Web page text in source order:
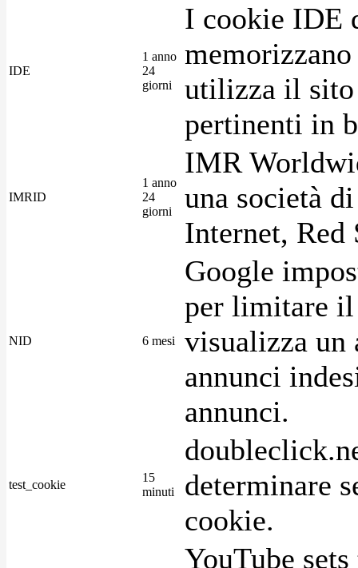
IDE
1 anno
24
giorni
I cookie IDE
utilizza il sito
pertinenti in
IMRID
1 anno
24
giorni
IMR
una società
Internet, Red
NID 6 mesi
Google
per limitare
visualizza un
annunci
annunci.
test_cookie
15
minuti
determinare
cookie.
YouTube